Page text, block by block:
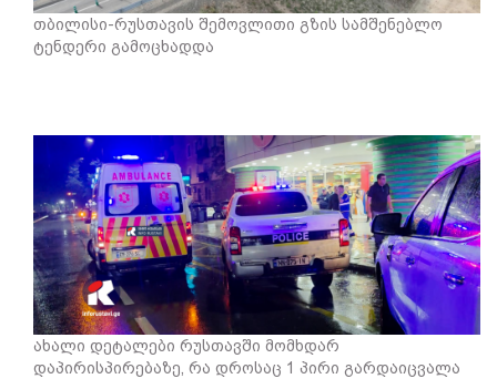
თბილისი-რუსთავის შემოვლითი გზის სამშენებლო
ტენდერი გამოცხადდა
ახალი დეტალები რუსთავში მომხდარ
დაპირისპირებაზე, რა დროსაც 1 პირი გარდაიცვალა